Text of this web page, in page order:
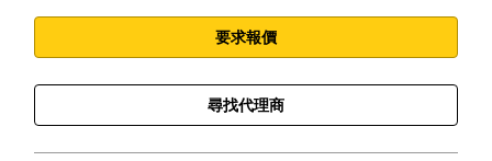
要求報價
尋找代理商